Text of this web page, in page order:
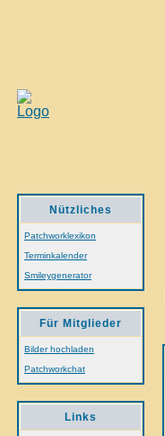
Nützliches
Patchworklexikon
Terminkalender
Smileygenerator
Für Mitglieder
Bilder hochladen
Patchworkchat
Links